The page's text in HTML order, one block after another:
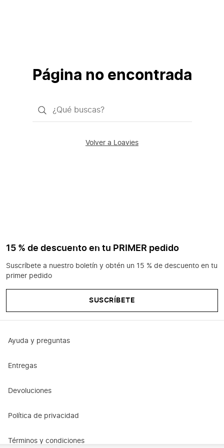
Página no encontrada
¿Qué
Volver a Loavies
15 % de descuento en tu PRIMER pedido
Suscríbete a nuestro boletín y obtén un 15 % de descuento en tu
primer pedido
SUSCRÍBETE
Ayuda y preguntas
Entregas
Devoluciones
Política de privacidad
Términos y condiciones